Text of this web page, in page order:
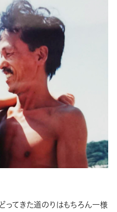
てきた道のりはもちろん一様